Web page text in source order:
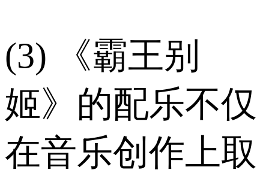
(3) 《霸王别
姬》的配乐不仅
在音乐创作上取